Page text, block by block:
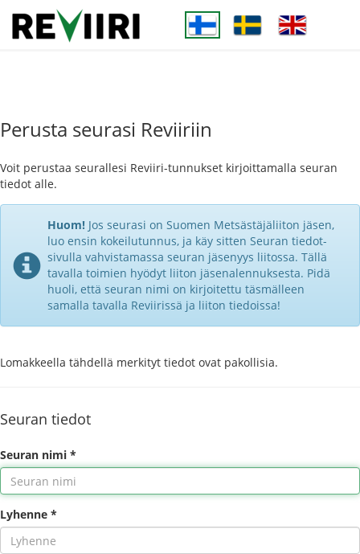
Perusta seurasi Reviiriin
Voit perustaa seurallesi Reviiri-tunnukset kirjoittamalla seuran
tiedot alle.
Huom! Jos seurasi on Suomen Metsästäjäliiton jäsen,
luo ensin kokeilutunnus, ja käy sitten Seuran tiedot-
sivulla vahvistamassa seuran jäsenyys liitossa. Tällä
tavalla toimien hyödyt liiton jäsenalennuksesta. Pidä
huoli, että seuran nimi on kirjoitettu täsmälleen
samalla tavalla Reviirissä ja liiton tiedoissa!
Lomakkeella tähdellä merkityt tiedot ovat pakollisia.
Seuran tiedot
Seuran nimi *
Lyhenne *